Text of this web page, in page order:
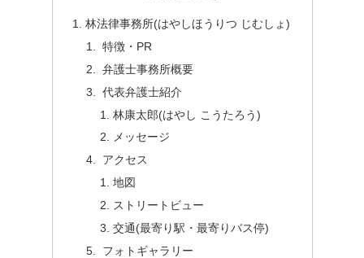
林法律事務所(はやしほうりつ じむしょ)
特徴・PR
弁護士事務所概要
代表弁護士紹介
林康太郎(はやし こうたろう)
メッセージ
アクセス
地図
ストリートビュー
交通(最寄り駅・最寄りバス停)
フォトギャラリー